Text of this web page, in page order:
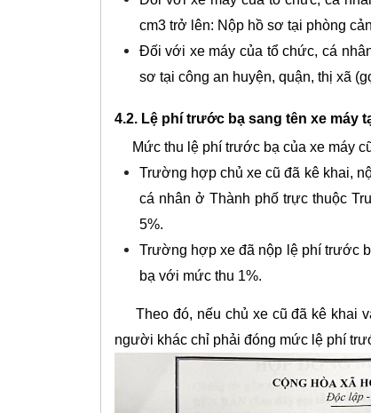
cm3 trở lên: Nộp hồ sơ tại phòng
Đối với xe máy của tổ chức, cá
sơ tại công an huyện, quận, thị xã
4.2. Lệ phí trước bạ sang tên xe máy
Mức thu lệ phí trước bạ của xe máy
Trường hợp chủ xe cũ đã kê khai,
cá nhân ở Thành phố trực thuộc
5%.
Trường hợp xe đã nộp lệ phí trước
bạ với mức thu 1%.
Theo đó, nếu chủ xe cũ đã kê khai
người khác chỉ phải đóng mức lệ phí